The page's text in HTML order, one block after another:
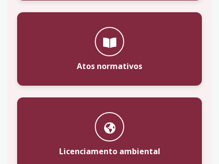
Atos normativos
Licenciamento ambiental